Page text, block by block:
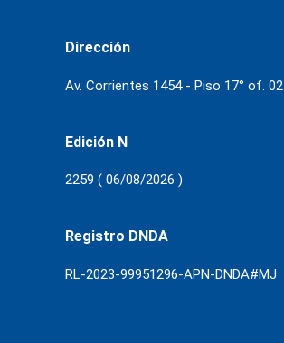
Dirección
Av. Corrientes 1454 - Piso 17° of. 02
Edición N
2259 ( 06/08/2026 )
Registro DNDA
RL-2023-99951296-APN-DNDA#MJ